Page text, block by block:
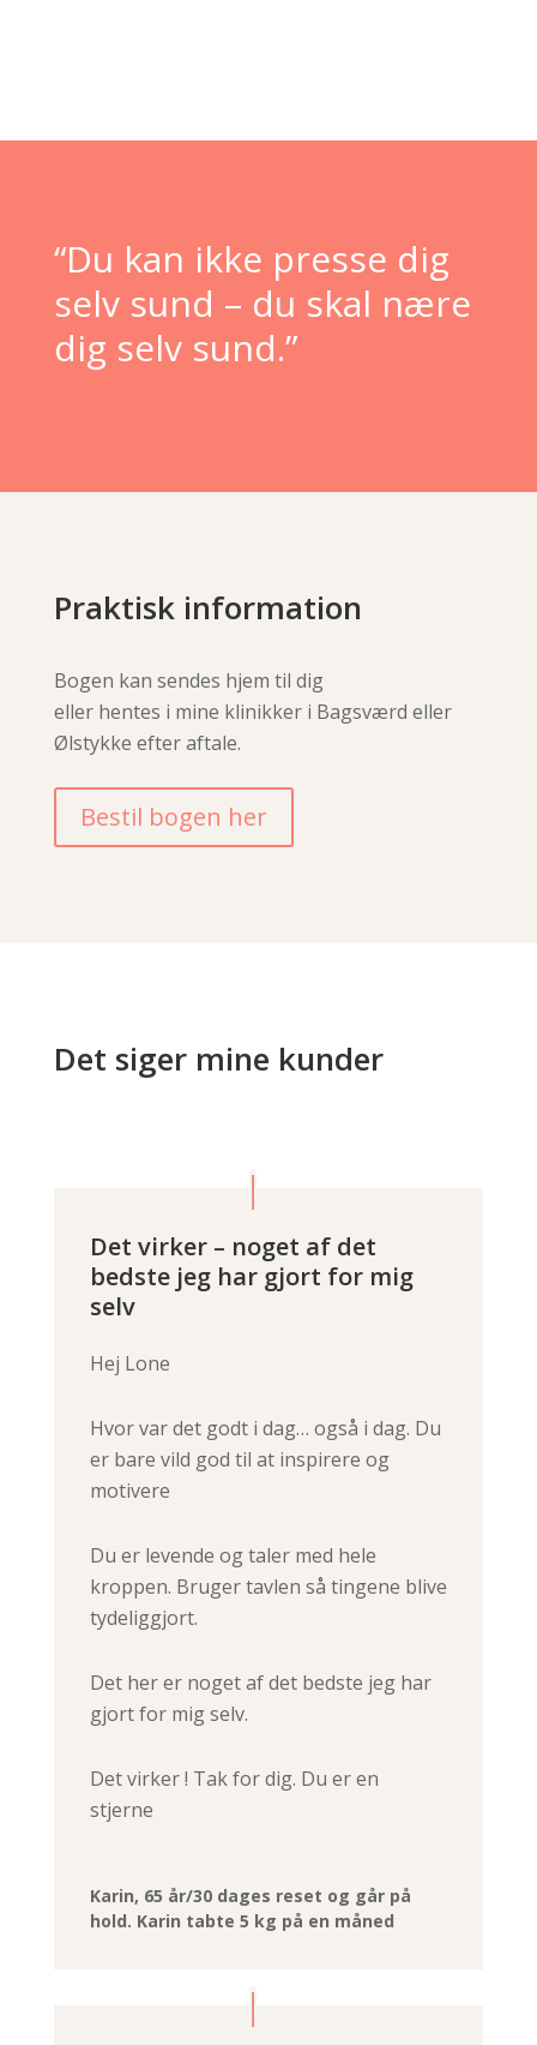
“Du kan ikke presse dig
selv sund – du skal nære
dig selv sund.”
Praktisk information
Bogen kan sendes hjem til dig
eller hentes i mine klinikker i Bagsværd eller
Ølstykke efter aftale.
Bestil bogen her
Det siger mine kunder
Det virker – noget af det
bedste jeg har gjort for mig
selv
Hej Lone
Hvor var det godt i dag… også i dag. Du
er bare vild god til at inspirere og
motivere
Du er levende og taler med hele
kroppen. Bruger tavlen så tingene blive
tydeliggjort.
Det her er noget af det bedste jeg har
gjort for mig selv.
Det virker ! Tak for dig. Du er en
stjerne
Karin, 65 år/30 dages reset og går på
hold. Karin tabte 5 kg på en måned